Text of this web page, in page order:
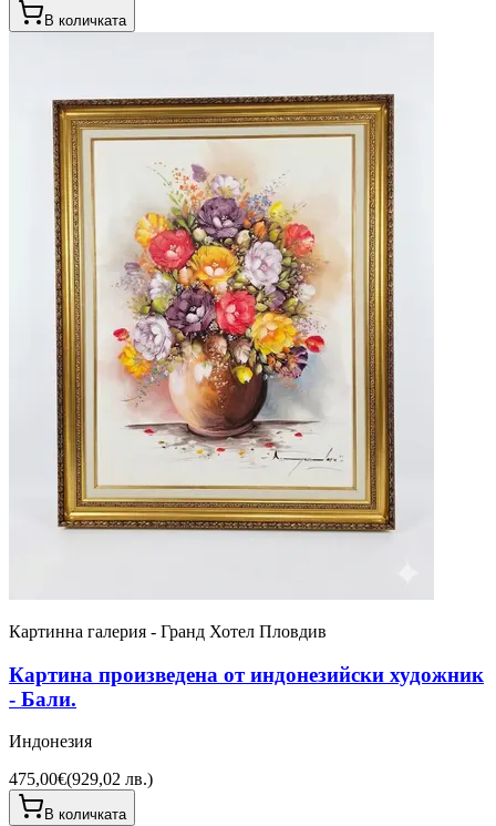
В количката
Картинна галерия - Гранд Хотел Пловдив
Картина произведена от индонезийски художник
- Бали.
Индонезия
475,00€(929,02 лв.)
В количката